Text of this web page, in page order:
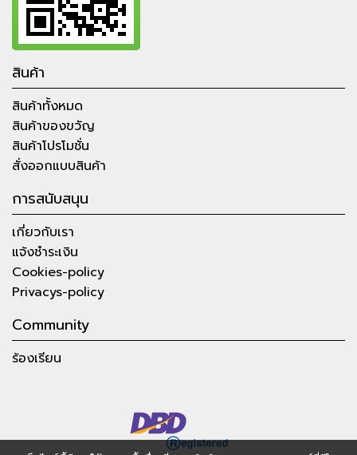
สินค้า
สินค้าทั้งหมด
สินค้าของขวัญ
สินค้าโปรโมชั่น
สั่งออกแบบสินค้า
การสนับสนุน
เกี่ยวกับเรา
แจ้งชำระเงิน
Cookies-policy
Privacys-policy
Community
ร้องเรียน